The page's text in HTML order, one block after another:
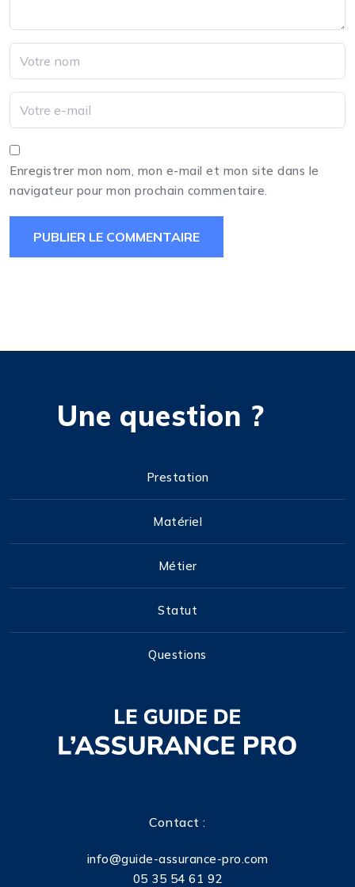
Enregistrer mon nom, mon e-mail et mon site dans le
navigateur pour mon prochain commentaire.
Une question ?
Prestation
Matériel
Métier
Statut
Questions
Contact :
info@guide-assurance-pro.com
05 35 54 61 92